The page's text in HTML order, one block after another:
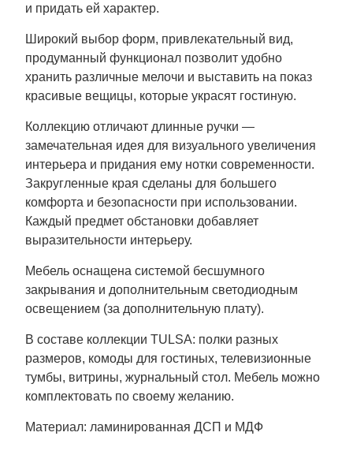
и придать ей характер.
Широкий выбор форм, привлекательный вид,
продуманный функционал позволит удобно
хранить различные мелочи и выставить на показ
красивые вещицы, которые украсят гостиную.
Коллекцию отличают длинные ручки —
замечательная идея для визуального увеличения
интерьера и придания ему нотки современности.
Закругленные края сделаны для большего
комфорта и безопасности при использовании.
Каждый предмет обстановки добавляет
выразительности интерьеру.
Мебель оснащена системой бесшумного
закрывания и дополнительным светодиодным
освещением (за дополнительную плату).
В составе коллекции TULSA: полки разных
размеров, комоды для гостиных, телевизионные
тумбы, витрины, журнальный стол. Мебель можно
комплектовать по своему желанию.
Материал: ламинированная ДСП и МДФ